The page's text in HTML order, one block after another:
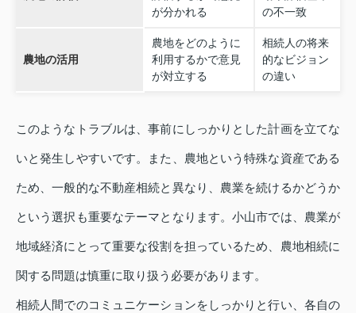
が分かれる
の不一致
農地の活用
農地をどのように
利用するかで意見
が対立する
相続人の将来
的なビジョン
の違い
このようなトラブルは、事前にしっかりとした計画を立てな
いと発生しやすいです。また、農地という特殊な資産である
ため、一般的な不動産相続と異なり、農業を続けるかどうか
という選択も重要なテーマとなります。小山市では、農業が
地域経済にとって重要な役割を担っているため、農地相続に
関する問題は慎重に取り扱う必要があります。
相続人間でのコミュニケーションをしっかりと行い、各自の